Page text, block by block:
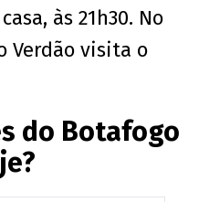
às 21h30. No
Verdão visita o
do Botafogo